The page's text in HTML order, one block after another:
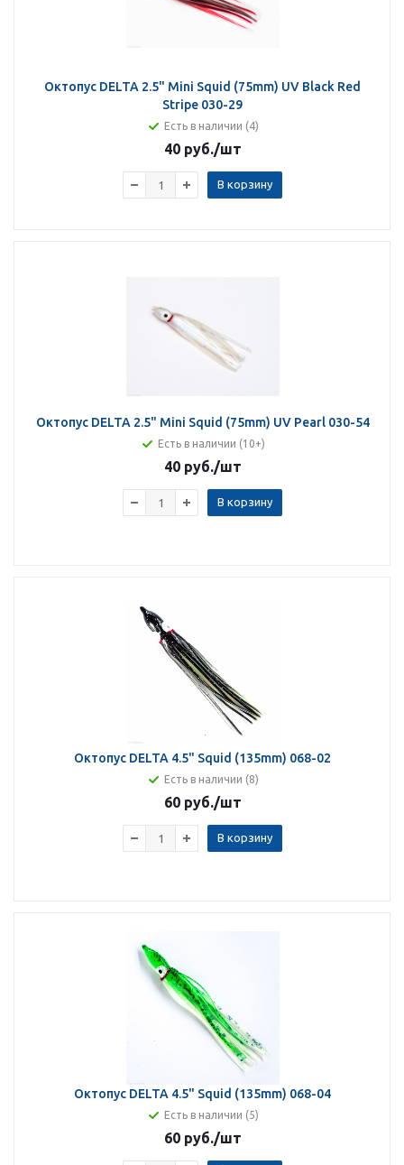
Октопус DELTA 2.5" Mini Squid (75mm) UV Black Red
Stripe 030-29
Есть в наличии (4)
40 руб./шт
В корзину
Октопус DELTA 2.5" Mini Squid (75mm) UV Pearl 030-54
Есть в наличии (10+)
40 руб./шт
В корзину
Октопус DELTA 4.5" Squid (135mm) 068-02
Есть в наличии (8)
60 руб./шт
В корзину
Октопус DELTA 4.5" Squid (135mm) 068-04
Есть в наличии (5)
60 руб./шт